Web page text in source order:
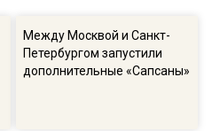
Между Москвой и Санкт-
Петербургом запустили
дополнительные «Сапсаны»